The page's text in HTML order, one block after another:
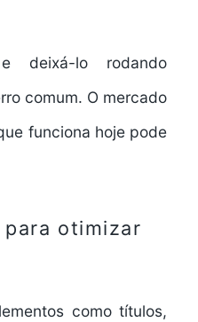
deixá-lo rodando
comum. O mercado
funciona hoje pode
para otimizar
como títulos,